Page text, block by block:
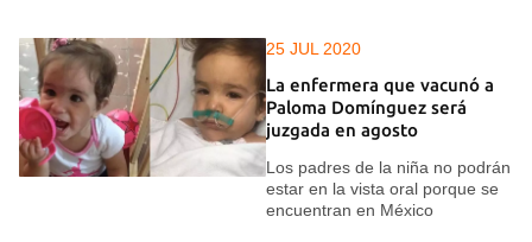
25 JUL 2020
La enfermera que vacunó a
Paloma Domínguez será
juzgada en agosto
Los padres de la niña no podrán
estar en la vista oral porque se
encuentran en México